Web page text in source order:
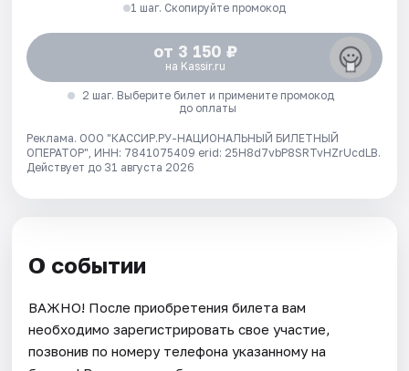
1 шаг. Скопируйте промокод
от 3 150 ₽
на Kassir.ru
2 шаг. Выберите билет и примените промокод
до оплаты
Реклама. ООО "КАССИР.РУ-НАЦИОНАЛЬНЫЙ БИЛЕТНЫЙ
ОПЕРАТОР", ИНН: 7841075409 erid: 25H8d7vbP8SRTvHZrUcdLB.
Действует до 31 августа 2026
О событии
ВАЖНО! После приобретения билета вам
необходимо зарегистрировать свое участие,
позвонив по номеру телефона указанному на